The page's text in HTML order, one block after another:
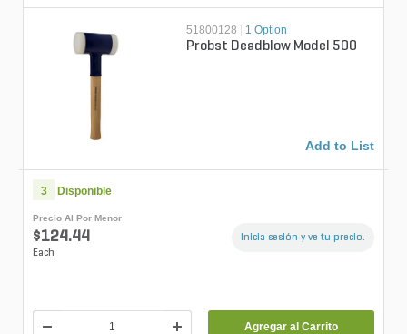
51800128 1 Option
Probst Deadblow Model 500
Add to List
3 Disponible
Precio Al Por Menor
$124.44
Each
Inicia sesión y ve tu precio.
Agregar al Carrito